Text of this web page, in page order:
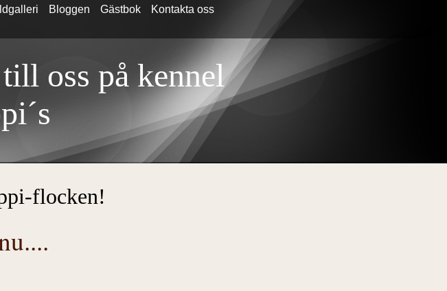
Bloggen Gästbok
Kontakta oss
oss på kennel
pi´s
flocken!